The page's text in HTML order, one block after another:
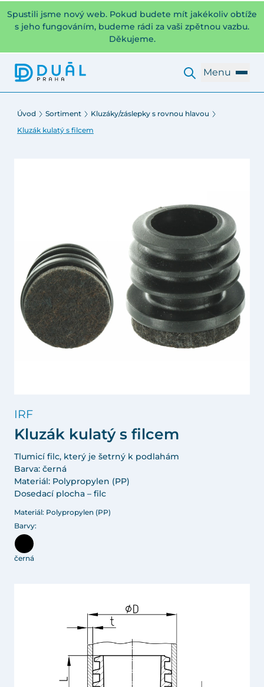
Spustili jsme nový web. Pokud budete mít jakékoliv obtíže
s jeho fungováním, budeme rádi za vaši zpětnou vazbu.
Děkujeme.
Menu
Úvod Sortiment
Kluzáky/záslepky s rovnou hlavou
Kluzák kulatý s filcem
IRF
Kluzák kulatý s filcem
Tlumicí filc, který je šetrný k podlahám
Barva: černá
Materiál: Polypropylen (PP)
Dosedací plocha – filc
Materiál: Polypropylen (PP)
Barvy:
černá